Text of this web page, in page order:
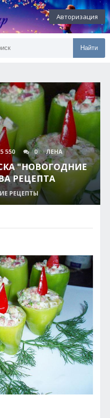
Авторизация
Найти
5 550 0 ЛЕНА
"НОВОГОДНИЕ
РЕЦЕПТА
РЕЦЕПТЫ